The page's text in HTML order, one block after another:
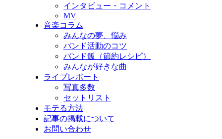
インタビュー・コメント
MV
音楽コラム
みんなの夢、悩み
バンド活動のコツ
バンド飯（節約レシピ）
みんなが好きな曲
ライブレポート
写真多数
セットリスト
モテる方法
記事の掲載について
お問い合わせ